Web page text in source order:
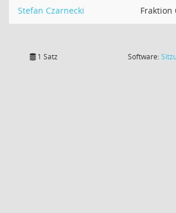
Stefan Czarnecki Fraktion
1 Satz Software: